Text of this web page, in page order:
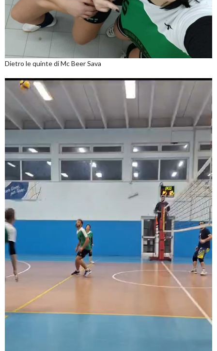
Dietro le quinte di Mc Beer Sava